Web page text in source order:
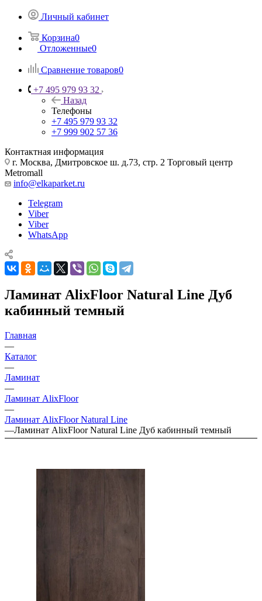
Личный кабинет
Корзина0
Отложенные0
Сравнение товаров0
+7 495 979 93 32
Назад
Телефоны
+7 495 979 93 32
+7 999 902 57 36
Контактная информация
г. Москва, Дмитровское ш. д.73, стр. 2 Торговый центр
Metromall
info@elkaparket.ru
Telegram
Viber
Viber
WhatsApp
Ламинат AlixFloor Natural Line Дуб
кабинный темный
Главная
—
Каталог
—
Ламинат
—
Ламинат AlixFloor
—
Ламинат AlixFloor Natural Line
—Ламинат AlixFloor Natural Line Дуб кабинный темный